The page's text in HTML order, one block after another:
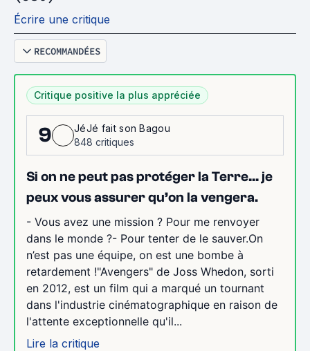
Écrire une critique
RECOMMANDÉES
Critique positive la plus appréciée
9
JéJé fait son Bagou
848 critiques
Si on ne peut pas protéger la Terre… je
peux vous assurer qu’on la vengera.
- Vous avez une mission ? Pour me renvoyer
dans le monde ?- Pour tenter de le sauver.On
n’est pas une équipe, on est une bombe à
retardement !"Avengers" de Joss Whedon, sorti
en 2012, est un film qui a marqué un tournant
dans l'industrie cinématographique en raison de
l'attente exceptionnelle qu'il...
Lire la critique